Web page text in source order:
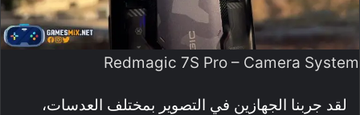
Redmagic 7S Pro – Camera System
لقد جربنا الجهازين في التصوير بمختلف العدسات،